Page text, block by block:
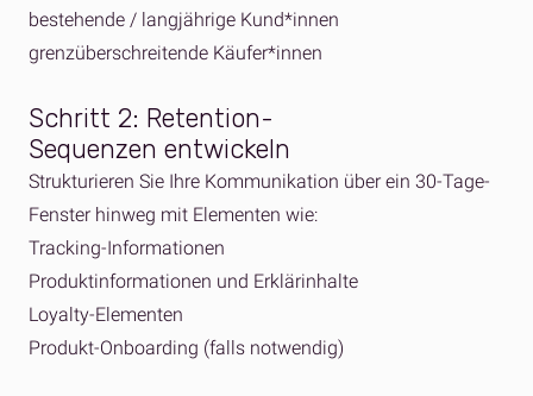
bestehende / langjährige Kund*innen
grenzüberschreitende Käufer*innen
Schritt 2: Retention-
Sequenzen entwickeln
Strukturieren Sie Ihre Kommunikation über ein 30-Tage-
Fenster hinweg mit Elementen wie:
Tracking-Informationen
Produktinformationen und Erklärinhalte
Loyalty-Elementen
Produkt-Onboarding (falls notwendig)